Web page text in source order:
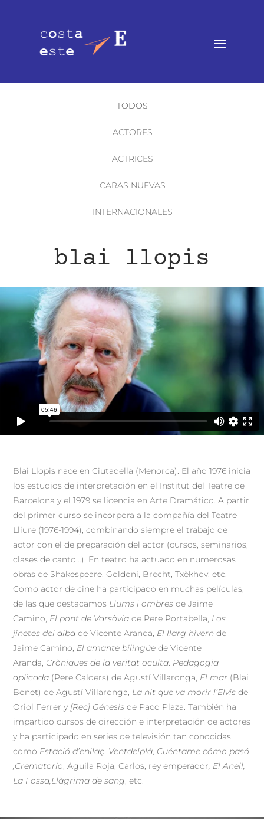
TODOS
ACTORES
ACTRICES
CARAS NUEVAS
INTERNACIONALES
blai llopis
Blai Llopis nace en Ciutadella (Menorca). El año 1976 inicia
los estudios de interpretación en el Institut del Teatre de
Barcelona y el 1979 se licencia en Arte Dramático. A partir
del primer curso se incorpora a la compañía del Teatre
Lliure (1976-1994), combinando siempre el trabajo de
actor con el de preparación del actor (cursos, seminarios,
clases de canto…). En teatro ha actuado en numerosas
obras de Shakespeare, Goldoni, Brecht, Txèkhov, etc.
Como actor de cine ha participado en muchas películas,
de las que destacamos Llums i ombres de Jaime
Camino, El pont de Varsòvia de Pere Portabella, Los
jinetes del alba de Vicente Aranda, El llarg hivern de
Jaime Camino, El amante bilingüe de Vicente
Aranda, Cròniques de la veritat oculta. Pedagogia
aplicada (Pere Calders) de Agustí Villaronga, El mar (Blai
Bonet) de Agustí Villaronga, La nit que va morir l’Elvis de
Oriol Ferrer y [Rec] Génesis de Paco Plaza. También ha
impartido cursos de dirección e interpretación de actores
y ha participado en series de televisión tan conocidas
como Estació d’enllaç, Ventdelplà, Cuéntame cómo pasó
,Crematorio, Águila Roja, Carlos, rey emperador, El Anell,
La Fossa,Llàgrima de sang, etc.